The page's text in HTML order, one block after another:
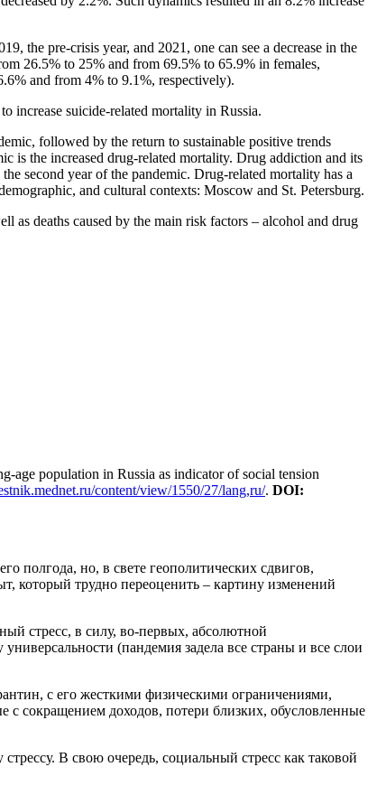
the pre-crisis year, and 2021, one can see a decrease in the
26.5% to 25% and from 69.5% to 65.9% in females,
and from 4% to 9.1%, respectively).
increase suicide-related mortality in Russia.
followed by the return to sustainable positive trends
is the increased drug-related mortality. Drug addiction and its
second year of the pandemic. Drug-related mortality has a
and cultural contexts: Moscow and St. Petersburg.
as deaths caused by the main risk factors – alcohol and drug
population in Russia as indicator of social tension
content/view/1550/27/lang,ru/. DOI:
полгода, но, в свете геополитических сдвигов,
который трудно переоценить – картину изменений
стресс, в силу, во-первых, абсолютной
(пандемия задела все страны и все слои
с его жесткими физическими ограничениями,
с сокращением доходов, потери близких, обусловленные
В свою очередь, социальный стресс как таковой